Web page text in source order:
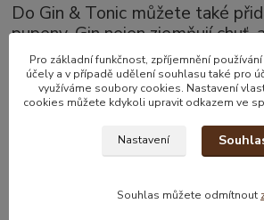
Do Gin & Tonic můžete také
pupeny. Gin nejen zjemňují chuť,
vypadá velmi elegantně!
Zboží zařazeno v kategoriích
Pro základní funkčnost, zpříjemnění
účely a v případě udělení souhlasu také pro
využíváme soubory cookies. Nastavení
cookies můžete kdykoli upravit odkazem ve
Nastavení
Souhlas můžete odmítnout